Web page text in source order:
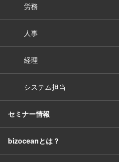
労務
人事
経理
システム担当
セミナー情報
bizoceanとは？